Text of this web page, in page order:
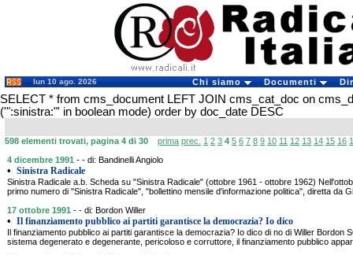
lun 10 ago. 2026 Chi siamo Documenti
SELECT * from cms_document LEFT JOIN cms_cat_doc on
('":sinistra:"' in boolean mode) order by doc_date DESC
598 elementi trovati, pagina 4 di 30 prima prec. 1 2 3 4 5 6 7 8 9 10 11 12 13 14 15 16
4 dicembre 1991 - - di: Bandinelli Angiolo
• Sinistra Radicale
Sinistra Radicale a.b. Scheda su "Sinistra Radicale" (ottobre 1961 - ottobre 1962)
primo numero di "Sinistra Radicale", "bollettino mensile d'informazione politica", diretta da
17 ottobre 1991 - - di: Bordon Willer
• Il finanziamento pubblico ai partiti garantisce la democrazia? Io dico
Il finanziamento pubblico ai partiti garantisce la democrazia? Io dico di no di Willer Bordon
sistema degenerato e degenerante, pericoloso e corruttore, il finanziamento pubblico